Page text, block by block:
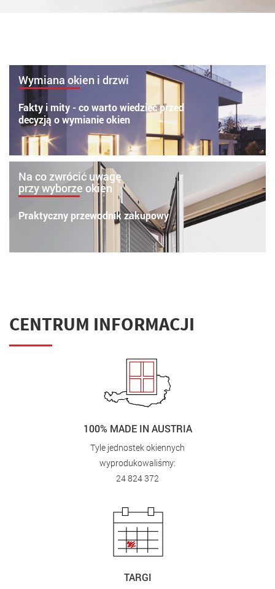
Wymiana okien i drzwi
Fakty i mity - co warto wiedzieć przed
decyzją o wymianie okien
Na co zwrócić uwagę
przy wyborze okien
Praktyczny przewodnik zakupowy
CENTRUM INFORMACJI
100% MADE IN AUSTRIA
Tyle jednostek okiennych
wyprodukowaliśmy:
24 824 372
TARGI